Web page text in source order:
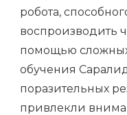
робота,
воспроизводить
помощью
обучения
поразительных
привлекли